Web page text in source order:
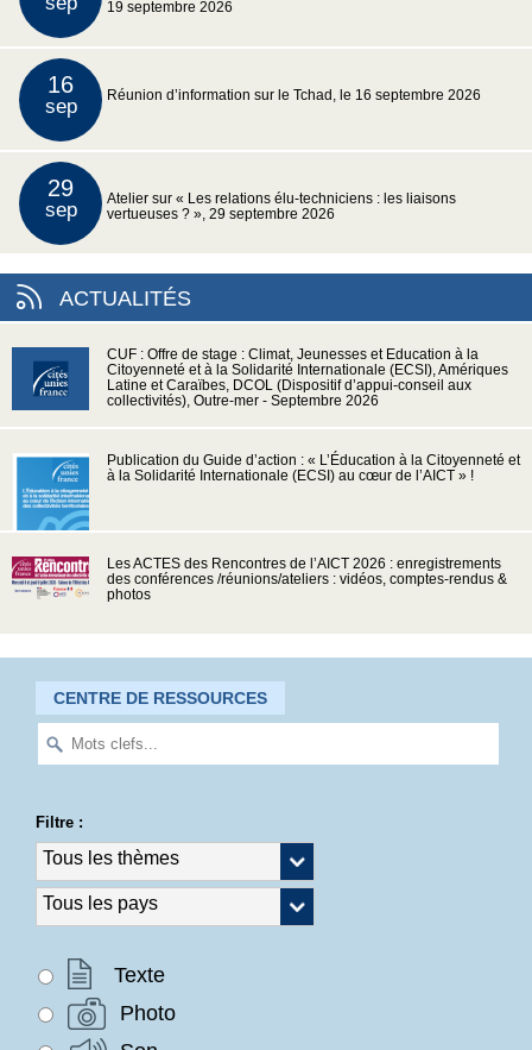
19 septembre 2026
16
sep Réunion d’information sur le Tchad, le 16 septembre 2026
29
sep
Atelier sur « Les relations élu-techniciens : les liaisons
vertueuses ? », 29 septembre 2026
ACTUALITÉS
CUF : Offre de stage : Climat, Jeunesses et Education à la
Citoyenneté et à la Solidarité Internationale (ECSI), Amériques
Latine et Caraïbes, DCOL (Dispositif d’appui-conseil aux
collectivités), Outre-mer - Septembre 2026
Publication du Guide d’action : « L’Éducation à la Citoyenneté et
à la Solidarité Internationale (ECSI) au cœur de l’AICT » !
Les ACTES des Rencontres de l’AICT 2026 : enregistrements
des conférences /réunions/ateliers : vidéos, comptes-rendus &
photos
CENTRE DE RESSOURCES
Filtre :
Texte
Photo